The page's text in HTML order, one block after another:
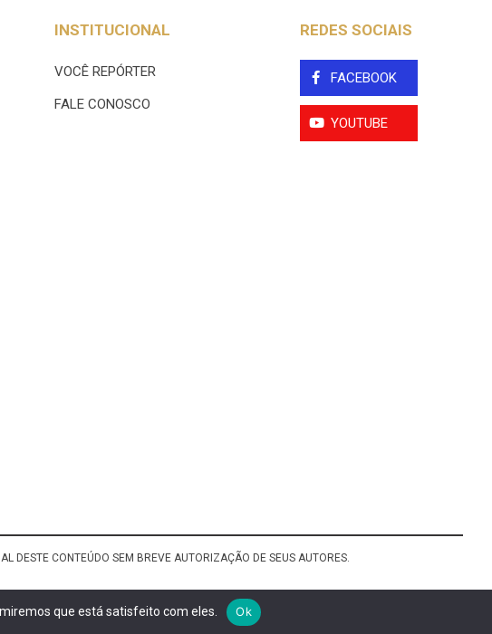
INSTITUCIONAL
VOCÊ REPÓRTER
FALE CONOSCO
REDES SOCIAIS
FACEBOOK
YOUTUBE
DESTE CONTEÚDO SEM BREVE AUTORIZAÇÃO DE SEUS AUTORES.
que está satisfeito com eles. Ok